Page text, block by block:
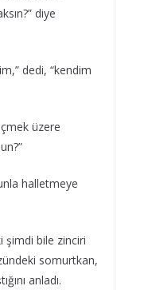
diye
dedi, “kendim
üzere
halletmeye
şimdi bile zinciri
somurtkan,
anladı.